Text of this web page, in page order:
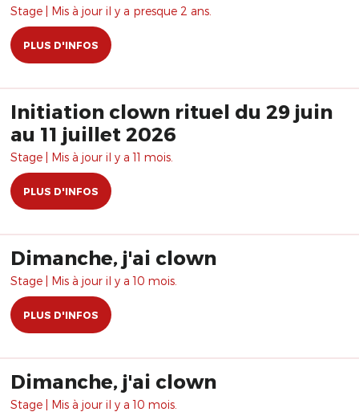
Stage | Mis à jour il y a presque 2 ans.
PLUS D'INFOS
Initiation clown rituel du 29 juin
au 11 juillet 2026
Stage | Mis à jour il y a 11 mois.
PLUS D'INFOS
Dimanche, j'ai clown
Stage | Mis à jour il y a 10 mois.
PLUS D'INFOS
Dimanche, j'ai clown
Stage | Mis à jour il y a 10 mois.